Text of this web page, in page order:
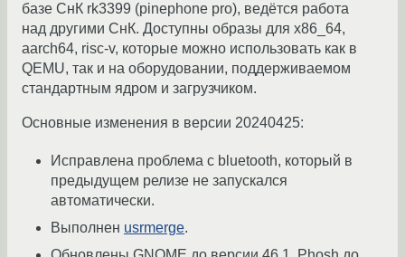
базе СнК rk3399 (pinephone pro), ведётся работа
над другими СнК. Доступны образы для x86_64,
aarch64, risc-v, которые можно использовать как в
QEMU, так и на оборудовании, поддерживаемом
стандартным ядром и загрузчиком.
Основные изменения в версии 20240425:
Исправлена проблема с bluetooth, который в
предыдущем релизе не запускался
автоматически.
Выполнен usrmerge.